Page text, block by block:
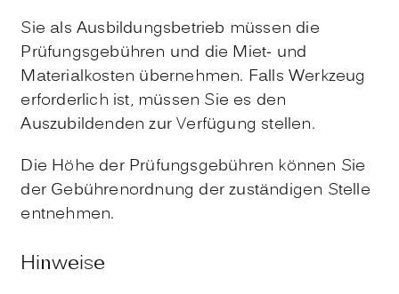
Sie als Ausbildungsbetrieb müssen die
Prüfungsgebühren und die Miet- und
Materialkosten übernehmen. Falls Werkzeug
erforderlich ist, müssen Sie es den
Auszubildenden zur Verfügung stellen.
Die Höhe der Prüfungsgebühren können Sie
der Gebührenordnung der zuständigen Stelle
entnehmen.
Hinweise